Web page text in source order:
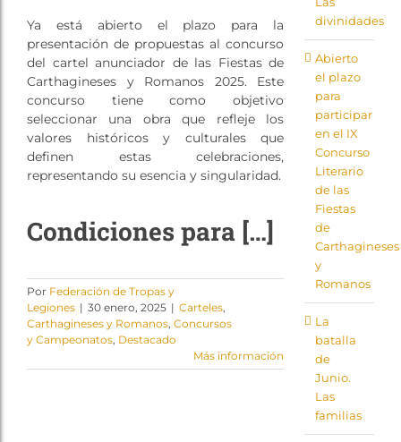
Tienda
Ya está abierto el plazo para la
presentación de propuestas al concurso
del cartel anunciador de las Fiestas de
Carthagineses y Romanos 2025. Este
concurso tiene como objetivo
seleccionar una obra que refleje los
valores históricos y culturales que
definen estas celebraciones,
representando su esencia y singularidad.
Condiciones para […]
Por Federación de Tropas y
Legiones | 30 enero, 2025 | Carteles,
Carthagineses y Romanos, Concursos
y Campeonatos, Destacado
Más información
divinidades
Abierto
el plazo
para
participar
en el IX
Concurso
Literario
de las
Fiestas
de
Carthagineses
y
Romanos
La
batalla
de
Junio.
Las
familias